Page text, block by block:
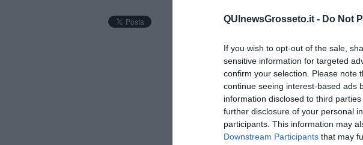
QUInewsGrosseto.it - Do Not
If you wish to opt-out of the sale,
sensitive information for targeted
confirm your selection. Please note
continue seeing interest-based ads
information disclosed to third
further disclosure of your personal
participants. This information may
Downstream Participants that may